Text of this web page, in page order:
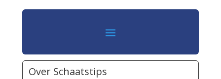
Over Schaatstips